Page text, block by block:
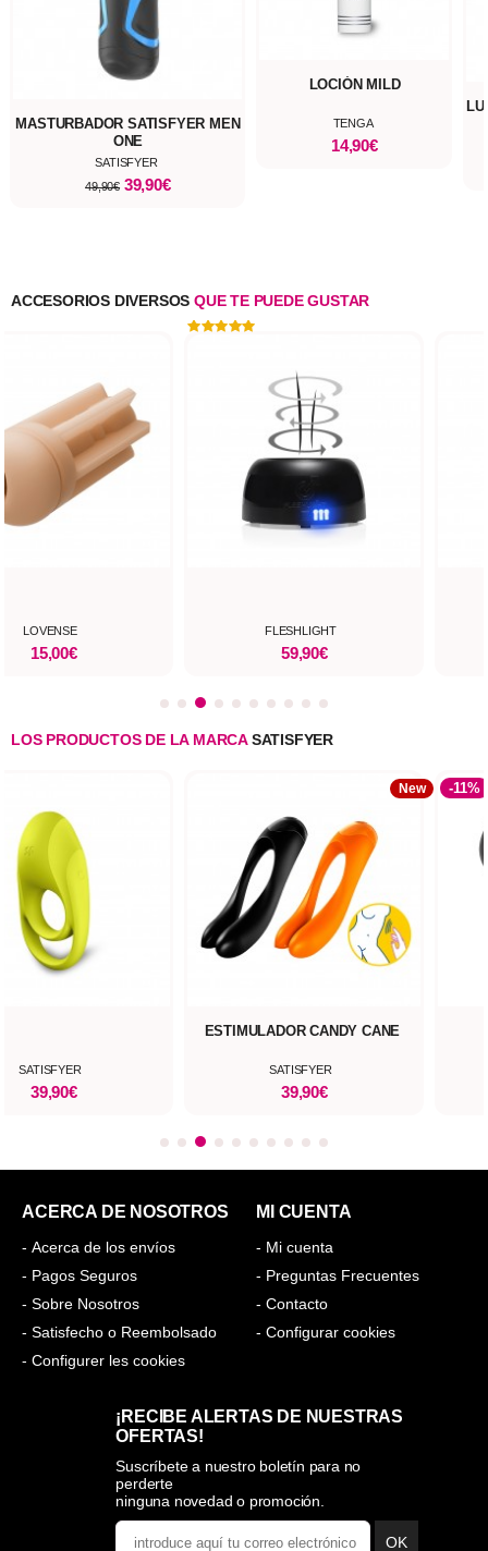
MASTURBADOR SATISFYER MEN
ONE
SATISFYER
49,90€ 39,90€
LOCIÓN MILD
TENGA
14,90€
ACCESORIOS DIVERSOS QUE TE PUEDE GUSTAR
LOVENSE
15,00€
FLESHLIGHT
59,90€
LOS PRODUCTOS DE LA MARCASATISFYER
SATISFYER
39,90€
ESTIMULADOR CANDY CANE
SATISFYER
39,90€
-11%
New
ACERCA DE NOSOTROS
- Acerca de los envíos
- Pagos Seguros
- Sobre Nosotros
- Satisfecho o Reembolsado
- Configurer les cookies
MI CUENTA
- Mi cuenta
- Preguntas Frecuentes
- Contacto
- Configurar cookies
¡RECIBE ALERTAS DE NUESTRAS
OFERTAS!
Suscríbete a nuestro boletín para no
perderte
ninguna novedad o promoción.
OK